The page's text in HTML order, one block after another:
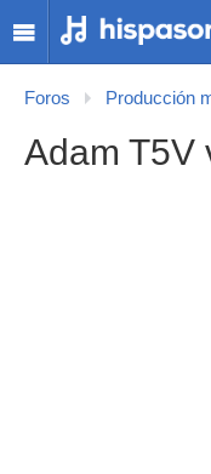
Foros Producción
Adam T5V